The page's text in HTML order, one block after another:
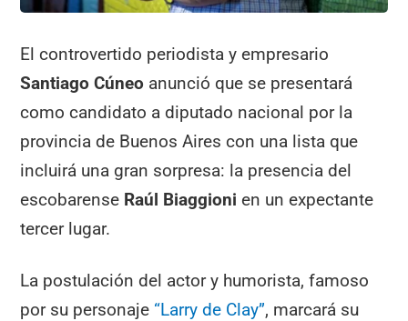
El controvertido periodista y empresario
Santiago Cúneo anunció que se presentará
como candidato a diputado nacional por la
provincia de Buenos Aires con una lista que
incluirá una gran sorpresa: la presencia del
escobarense Raúl Biaggionien un expectante
tercer lugar.
La postulación del actor y humorista, famoso
por su personaje “Larry de Clay”, marcará su